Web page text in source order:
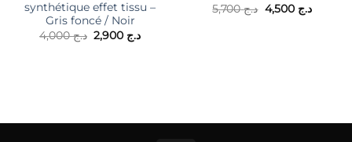
synthétique effet tissu –
Gris foncé / Noir
د.ج4,000
Le
prix
د.جLe
د.ج5,700
Le
prix
د.ج 4,500
Le